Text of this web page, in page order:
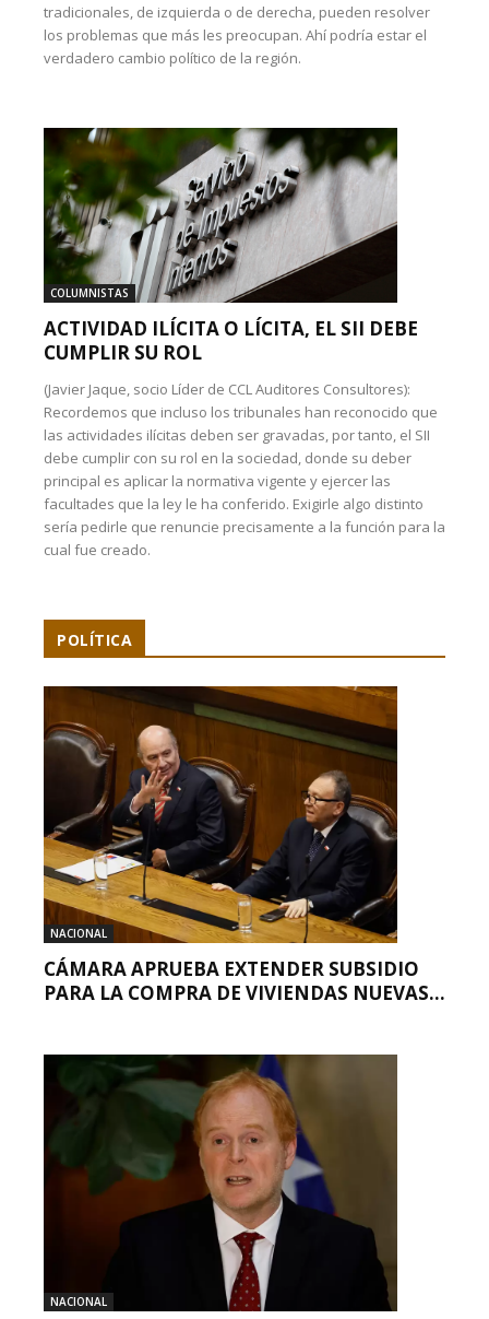
tradicionales, de izquierda o de derecha, pueden resolver
los problemas que más les preocupan. Ahí podría estar el
verdadero cambio político de la región.
COLUMNISTAS
ACTIVIDAD ILÍCITA O LÍCITA, EL SII DEBE
CUMPLIR SU ROL
(Javier Jaque, socio Líder de CCL Auditores Consultores):
Recordemos que incluso los tribunales han reconocido que
las actividades ilícitas deben ser gravadas, por tanto, el SII
debe cumplir con su rol en la sociedad, donde su deber
principal es aplicar la normativa vigente y ejercer las
facultades que la ley le ha conferido. Exigirle algo distinto
sería pedirle que renuncie precisamente a la función para la
cual fue creado.
POLÍTICA
NACIONAL
CÁMARA APRUEBA EXTENDER SUBSIDIO
PARA LA COMPRA DE VIVIENDAS NUEVAS...
NACIONAL